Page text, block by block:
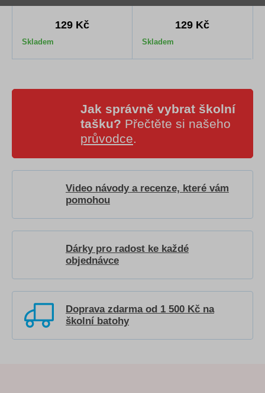
129 Kč
Skladem
129 Kč
Skladem
Jak správně vybrat školní
tašku? Přečtěte si našeho
průvodce.
Video návody a recenze, které vám
pomohou
Dárky pro radost ke každé
objednávce
Doprava zdarma od 1 500 Kč na
školní batohy